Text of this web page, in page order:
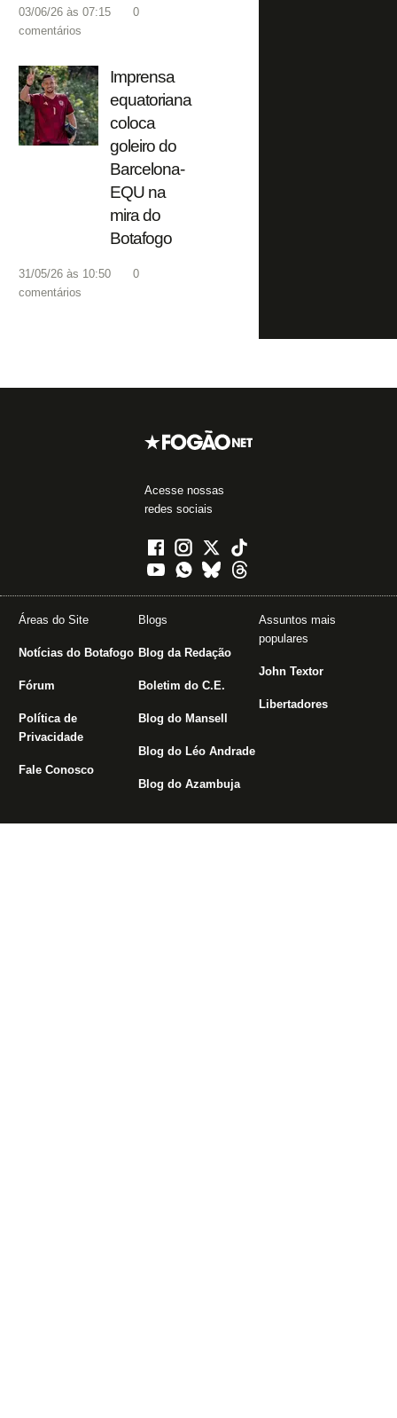
03/06/26 às 07:15
0
comentários
Imprensa
equatoriana
coloca
goleiro do
Barcelona-
EQU na
mira do
Botafogo
31/05/26 às 10:50
0
comentários
Acesse nossas
redes sociais
Áreas do Site
Notícias do Botafogo
Fórum
Política de
Privacidade
Fale Conosco
Blogs
Blog da Redação
Boletim do C.E.
Blog do Mansell
Blog do Léo Andrade
Blog do Azambuja
Assuntos mais
populares
John Textor
Libertadores